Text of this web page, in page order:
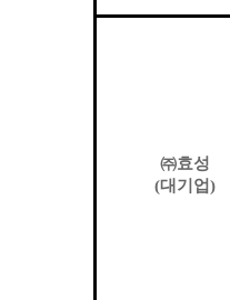
㈜효성
(대기업)